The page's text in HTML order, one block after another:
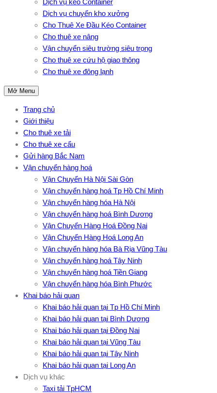
Dịch vụ kéo Container
Dịch vụ chuyển kho xưởng
Cho Thuê Xe Đầu Kéo Container
Cho thuê xe nâng
Vận chuyển siêu trường siêu trọng
Cho thuê xe cứu hộ giao thông
Cho thuê xe đông lạnh
Mở Menu
Trang chủ
Giới thiệu
Cho thuê xe tải
Cho thuê xe cẩu
Gửi hàng Bắc Nam
Vận chuyển hàng hoá
Vận Chuyển Hà Nội Sài Gòn
Vận chuyển hàng hoá Tp Hồ Chí Minh
Vận chuyển hàng hóa Hà Nội
Vận chuyển hàng hoá Bình Dương
Vận Chuyển Hàng Hoá Đồng Nai
Vận Chuyển Hàng Hoá Long An
Vận chuyển hàng hóa Bà Rịa Vũng Tàu
Vận chuyển hàng hoá Tây Ninh
Vận chuyển hàng hoá Tiền Giang
Vận chuyển hàng hóa Bình Phước
Khai báo hải quan
Khai báo hải quan tại Tp Hồ Chí Minh
Khai báo hải quan tại Bình Dương
Khai báo hải quan tại Đồng Nai
Khai báo hải quan tại Vũng Tàu
Khai báo hải quan tại Tây Ninh
Khai báo hải quan tại Long An
Dịch vụ khác
Taxi tải TpHCM